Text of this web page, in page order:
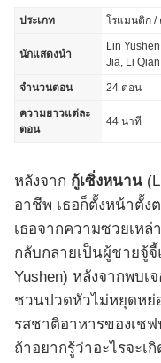
ประเภท โรแมนติก /
นักแสดงนำ
Lin
Jia, Li Qian
จำนวนตอน 24 ตอน
ความยาวแต่ละ
ตอน
44 นาที
หลังจาก กู้เซิ่งหนาน
อาชีพ เธอก็ตั้งหน้าตั้ง
เธอจากความซวยเหล่
กลับกลายเป็นผู้ชายจู้จี้
Yushen) หลังจากพบเ
ชวนปวดหัวไม่หยุดหย่
รสชาติอาหารของเช
ถ้าอยากรู้ว่าอะไรจะเ